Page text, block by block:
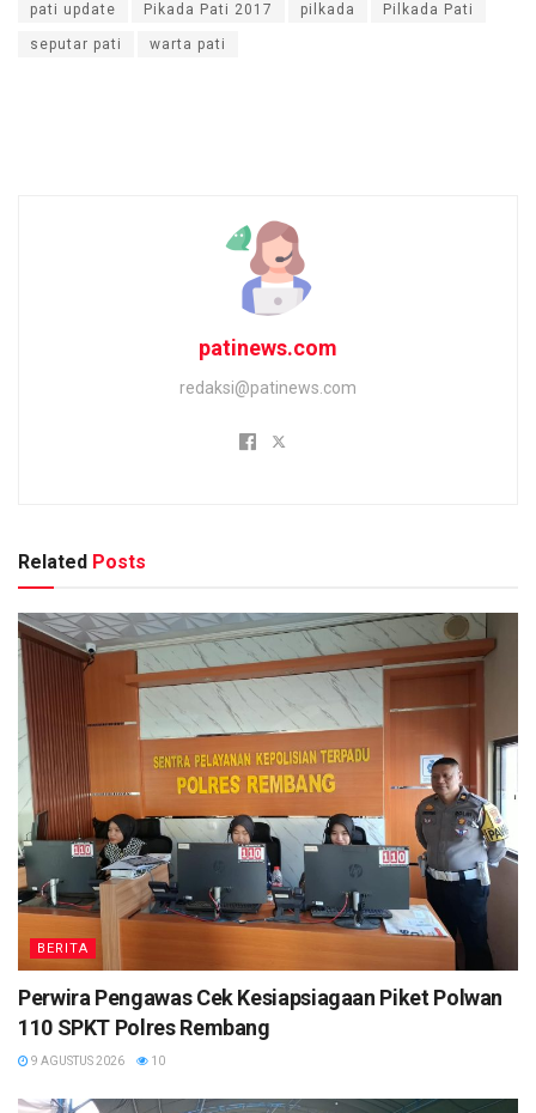
pati update Pikada Pati 2017 pilkada Pilkada Pati
seputar pati warta pati
patinews.com
redaksi@patinews.com
Related Posts
BERITA
Perwira Pengawas Cek Kesiapsiagaan Piket Polwan
110 SPKT Polres Rembang
9 AGUSTUS 2026 10